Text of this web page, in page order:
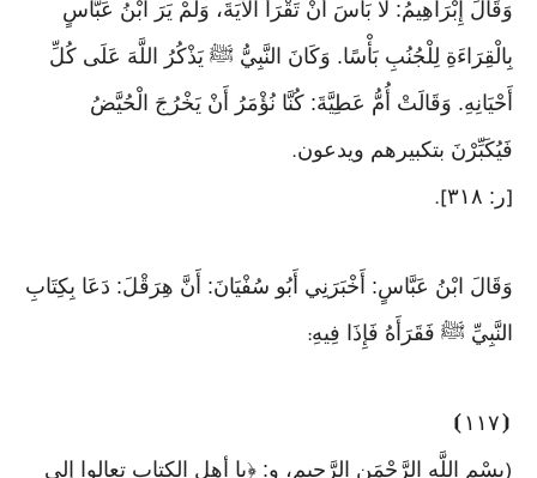
وَقَالَ إِبْرَاهِيمُ: لَا بَأْسَ أَنْ تَقْرَأَ الْآيَةَ، وَلَمْ يَرَ ابْنُ عَبَّاسٍ
بِالْقِرَاءَةِ لِلْجُنُبِ بَأْسًا. وَكَانَ النَّبِيُّ ﷺ يَذْكُرُ اللَّهَ عَلَى كُلِّ
أَحْيَانِهِ. وَقَالَتْ أُمُّ عَطِيَّةَ: كُنَّا نُؤْمَرُ أَنْ يَخْرُجَ الْحُيَّضُ
فَيُكَبِّرْنَ بتكبيرهم ويدعون.
[ر: ٣١٨ ].
وَقَالَ ابْنُ عَبَّاسٍ: أَخْبَرَنِي أَبُو سُفْيَانَ: أَنَّ هِرَقْلَ: دَعَا بِكِتَابِ
النَّبِيِّ ﷺ فَقَرَأَهُ فَإِذَا فِيهِ:
⦗١١٧ ⦘
(بِسْمِ اللَّهِ الرَّحْمَنِ الرَّحِيمِ، و: ﴿يا أهل الكتاب تعالوا إلى